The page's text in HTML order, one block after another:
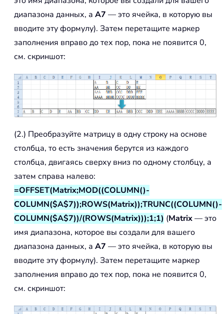
диапазона данных, а A7 — это ячейка, в которую вы
вводите эту формулу). Затем перетащите маркер
заполнения вправо до тех пор, пока не появится 0,
см. скриншот:
(2.) Преобразуйте матрицу в одну строку на основе
столбца, то есть значения берутся из каждого
столбца, двигаясь сверху вниз по одному столбцу, а
затем справа налево:
=OFFSET(Matrix;MOD((COLUMN()-
COLUMN($A$7));ROWS(Matrix));TRUNC((COLUMN()-
COLUMN($A$7))/(ROWS(Matrix)));1;1) (Matrix— это
имя диапазона, которое вы создали для вашего
диапазона данных, а A7 — это ячейка, в которую вы
вводите эту формулу). Затем перетащите маркер
заполнения вправо до тех пор, пока не появится 0,
см. скриншот: